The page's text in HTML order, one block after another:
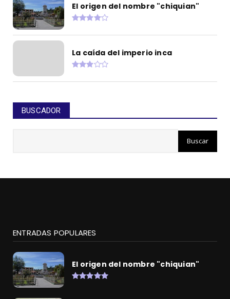
El origen del nombre "chiquian"
La caída del imperio inca
BUSCADOR
ENTRADAS POPULARES
El origen del nombre "chiquian"